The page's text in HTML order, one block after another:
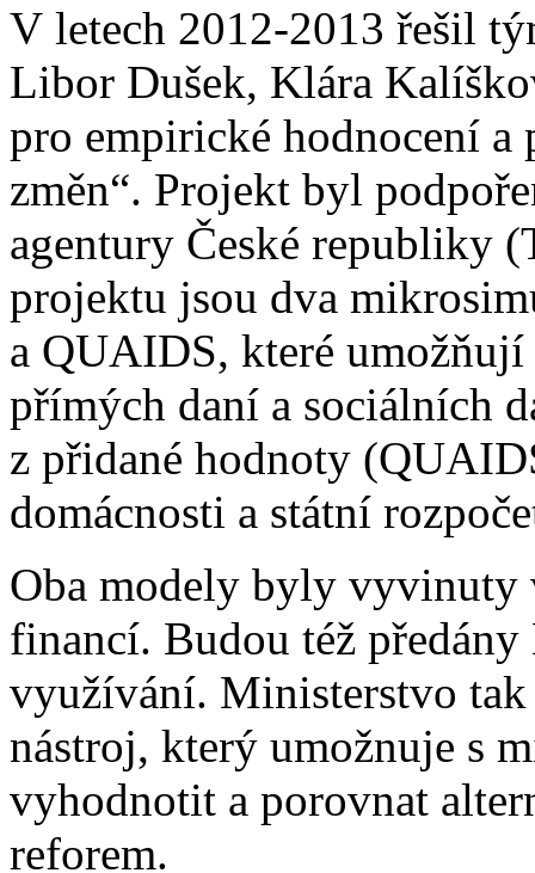
V letech 2012-2013 řešil
Libor Dušek, Klára
pro empirické hodnocení a
změn“. Projekt byl
agentury České republiky
projektu jsou dva
a QUAIDS, které
přímých daní a sociálních
z přidané hodnoty
domácnosti a státní
Oba modely byly vyvinuty
financí. Budou též
využívání. Ministerstvo
nástroj, který umožnuje s
vyhodnotit a porovnat
reforem.